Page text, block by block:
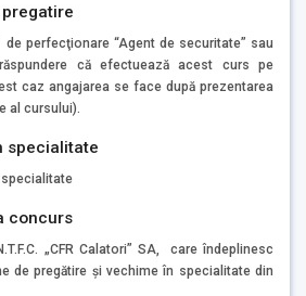
perfecţionare “Agent de securitate” sau
că efectuează acest curs pe
caz angajarea se face după prezentarea
al cursului).
specialitate
concurs
„CFR Calatori” SA, care îndeplinesc
de pregătire şi vechime în specialitate din